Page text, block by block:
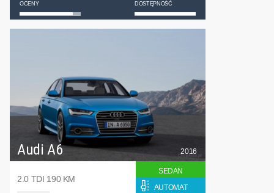
OCENY DOSTĘPNOŚĆ
Audi A6
2.0 TDI 190 KM
2016
SEDAN
AUTOMAT